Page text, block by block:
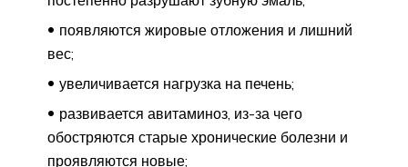
появляются жировые отложения и лишний
вес;
увеличивается нагрузка на печень;
развивается авитаминоз, из-за чего
обостряются старые хронические болезни и
проявляются новые;